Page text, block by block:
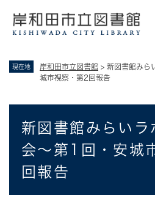
現在地 岸和田市立図書館 > 新図書館みら
城市視察・第2回報告
新図書館みらいラ
会～第1回・安城
回報告